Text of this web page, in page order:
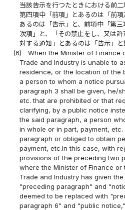
当該告示を行つたときにおける前二
第四項中「前項」とあるのは「前
あるのは「告示」と、前項中「第
次項」と、「その禁止をし、又は
対する通知」とあるのは「告示」と
(6)
When the Minister of Finance
Trade and Industry is unable to
residence, or the location of the
a person to whom a notice
paragraph 3 shall be given, he/
etc. that are prohibited or that
clarifying, by a public notice
the said paragraph, a person
in whole or in part, payment,
paragraph or obliged to obtain
payment, etc.In this case, with
provisions of the preceding two
where the Minister of Finance or
Trade and Industry has given
"preceding paragraph" and
deemed to be replaced with
paragraph 6" and "public